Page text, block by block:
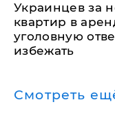
Украинцев за
квартир в
уголовную
избежать
Смотреть